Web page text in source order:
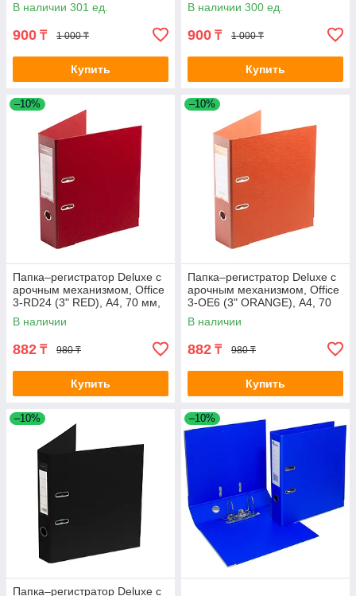
В наличии 301 ед.
900 ₸ 1 000 ₸
Купить
В наличии 300 ед.
900 ₸ 1 000 ₸
Купить
–10%
Папка–регистратор Deluxe с
арочным механизмом, Office
3-RD24 (3" RED), А4, 70 мм,
красный
В наличии
882 ₸ 980 ₸
Купить
–10%
Папка–регистратор Deluxe с
арочным механизмом, Office
3-OE6 (3" ORANGE), А4, 70
мм, оранжевый
В наличии
882 ₸ 980 ₸
Купить
–10%
Папка–регистратор Deluxe с
–10%